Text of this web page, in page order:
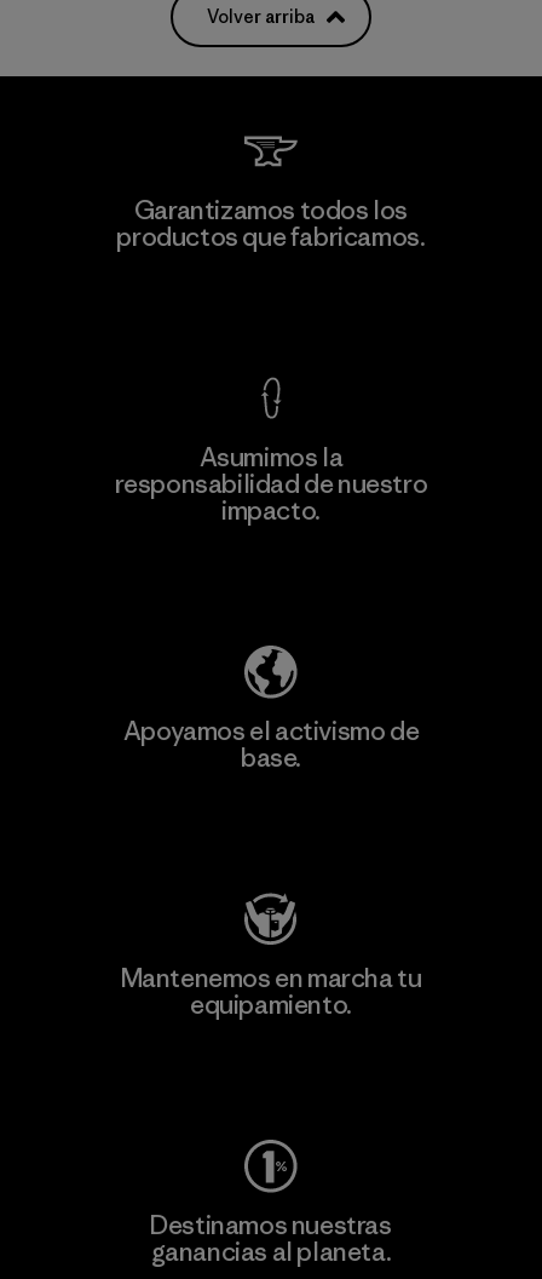
Volver arriba
Garantizamos todos los
productos que fabricamos.
Asumimos la
responsabilidad de nuestro
impacto.
Apoyamos el activismo de
base.
Mantenemos en marcha tu
equipamiento.
Destinamos nuestras
ganancias al planeta.